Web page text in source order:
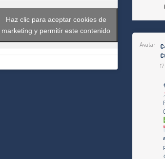
Haz clic para aceptar cookies de
marketing y permitir este contenido
Avatar